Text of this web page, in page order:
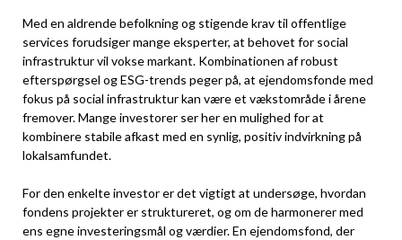
Med en aldrende befolkning og stigende krav til offentlige
services forudsiger mange eksperter, at behovet for social
infrastruktur vil vokse markant. Kombinationen af robust
efterspørgsel og ESG-trends peger på, at ejendomsfonde med
fokus på social infrastruktur kan være et vækstområde i årene
fremover. Mange investorer ser her en mulighed for at
kombinere stabile afkast med en synlig, positiv indvirkning på
lokalsamfundet.
For den enkelte investor er det vigtigt at undersøge, hvordan
fondens projekter er struktureret, og om de harmonerer med
ens egne investeringsmål og værdier. En ejendomsfond, der